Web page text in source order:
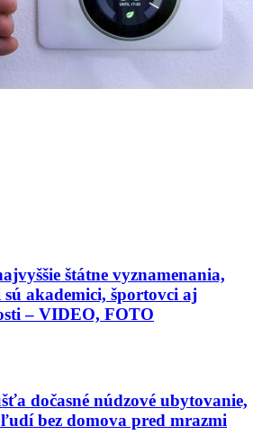
štátne vyznamenania,
sú akademici, športovci aj
– VIDEO, FOTO
dočasné núdzové ubytovanie,
bez domova pred mrazmi